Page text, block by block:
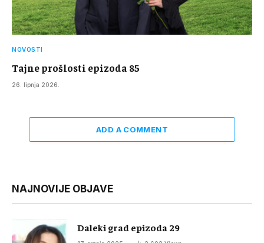
NOVOSTI
Tajne prošlosti epizoda 85
26. lipnja 2026.
ADD A COMMENT
NAJNOVIJE OBJAVE
Daleki grad epizoda 29